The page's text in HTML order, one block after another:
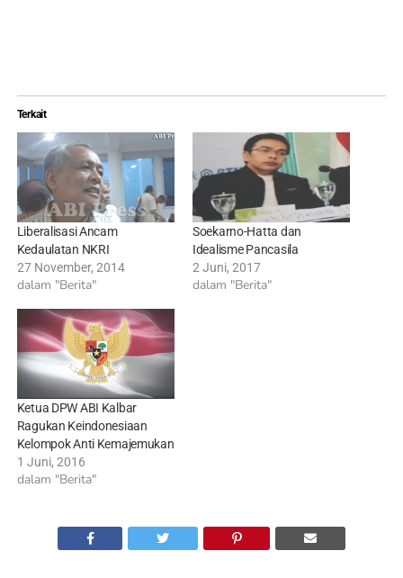
Terkait
Liberalisasi Ancam
Kedaulatan NKRI
27 November, 2014
dalam "Berita"
Soekarno-Hatta dan
Idealisme Pancasila
2 Juni, 2017
dalam "Berita"
Ketua DPW ABI Kalbar
Ragukan Keindonesiaan
Kelompok Anti Kemajemukan
1 Juni, 2016
dalam "Berita"